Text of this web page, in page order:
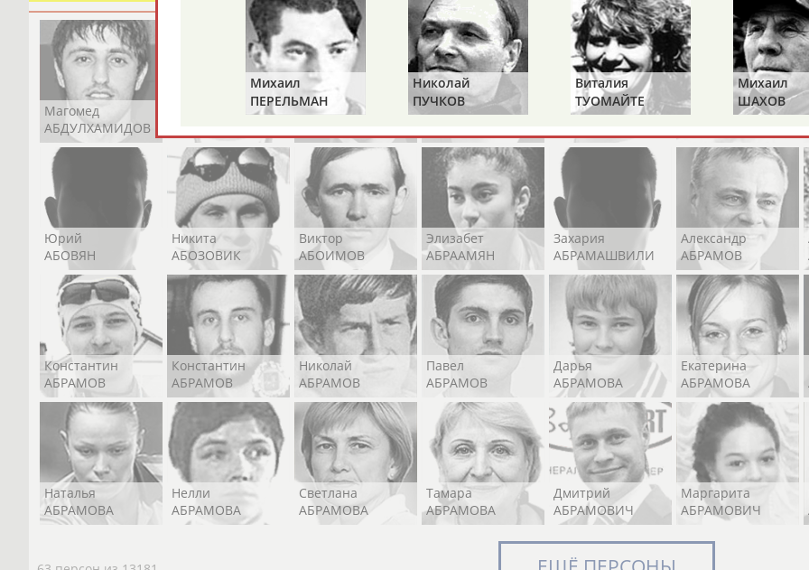
Магомед
АБДУЛХАМИДОВ
Адлан
Рустам
Магомед
Нурлан
Юрий
АБОВЯН
Никита
АБОЗОВИК
Виктор
АБОИМОВ
Элизабет
АБРААМЯН
Захария
АБРАМАШВИЛИ
Александр
АБРАМОВ
Константин
АБРАМОВ
Константин
АБРАМОВ
Николай
АБРАМОВ
Павел
АБРАМОВ
Дарья
АБРАМОВА
Екатерина
АБРАМОВА
Наталья
АБРАМОВА
Нелли
АБРАМОВА
Светлана
АБРАМОВА
Тамара
АБРАМОВА
Дмитрий
АБРАМОВИЧ
Маргарита
АБРАМОВИЧ
Михаил
ПЕРЕЛЬМАН
(ПЕРЛЬМАН)
Николай
ПУЧКОВ
Виталия
ТУОМАЙТЕ
Михаил
ШАХОВ